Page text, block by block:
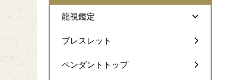
龍視鑑定
ブレスレット
ペンダントトップ